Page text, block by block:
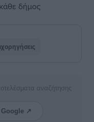
δήμος
αναζήτησης
↗